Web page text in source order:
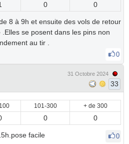
0 0
8 à 9h et ensuite des vols de retour
se posent dans les pins non
au tir .
0
31 Octobre 2024
33
101-300 + de 300
0 0
facile 0